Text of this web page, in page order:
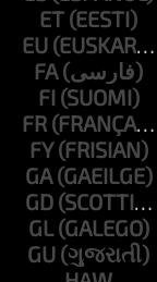
ET
EU
FA
FI
FR
FY
GA
GD
GL
GU